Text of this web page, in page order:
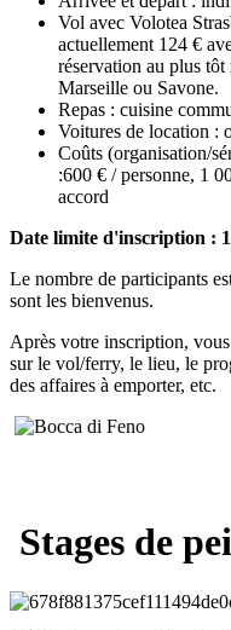
Vol avec Volotea
actuellement 124 €
réservation au plus
Marseille ou Savone.
Repas : cuisine
Voitures de location :
Coûts (organisation/
:600 € / personne, 1
accord
Date limite d'inscription :
Le nombre de participants
sont les bienvenus.
Après votre inscription,
sur le vol/ferry, le lieu, le
des affaires à emporter, etc.
Stages de